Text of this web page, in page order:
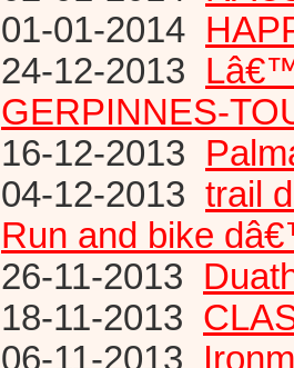
01-01-2014
24-12-2013
GERPINNES-
16-12-2013
04-12-2013 trail
Run and bike
26-11-2013
18-11-2013
06-11-2013